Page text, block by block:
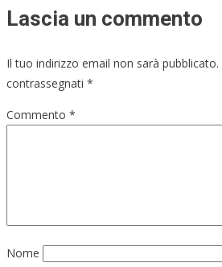
Lascia un commento
Il tuo indirizzo email non sarà pubblicato.
contrassegnati *
Commento *
Nome